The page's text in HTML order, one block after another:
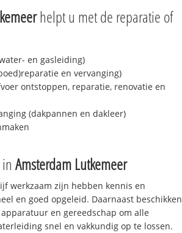
helpt u met de reparatie of
en gasleiding)
en vervanging)
ontstoppen, reparatie, renovatie en
(dakpannen en dakleer)
Amsterdam Lutkemeer
werkzaam zijn hebben kennis en
en goed opgeleid. Daarnaast beschikken
en gereedschap om alle
snel en vakkundig op te lossen.